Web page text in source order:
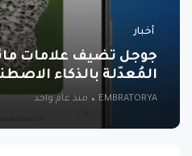
أخبار
جوجل تضيف علامات
المُعدّلة بالذكاء
EMBRATORYA منذ عام واحد